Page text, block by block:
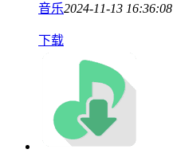
音乐2024-11-13 16:36:08
下载